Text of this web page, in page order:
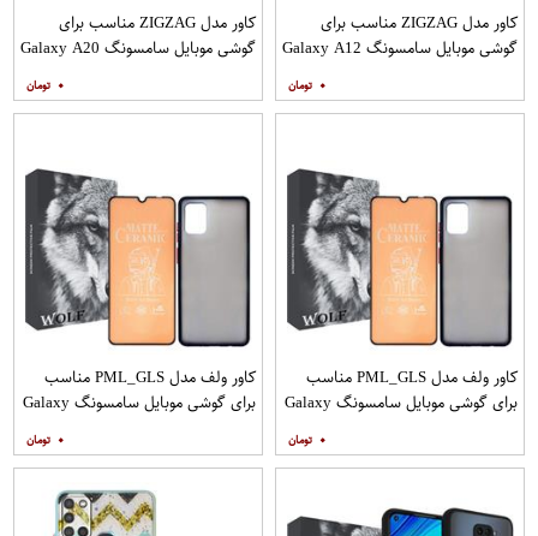
کاور مدل ZIGZAG مناسب برای
گوشی موبایل سامسونگ Galaxy A12
۰
کاور مدل ZIGZAG مناسب برای
گوشی موبایل سامسونگ Galaxy A20
۰
کاور ولف مدل PML_GLS مناسب
برای گوشی موبایل سامسونگ Galaxy
۰
کاور ولف مدل PML_GLS مناسب
برای گوشی موبایل سامسونگ Galaxy
مات
۰